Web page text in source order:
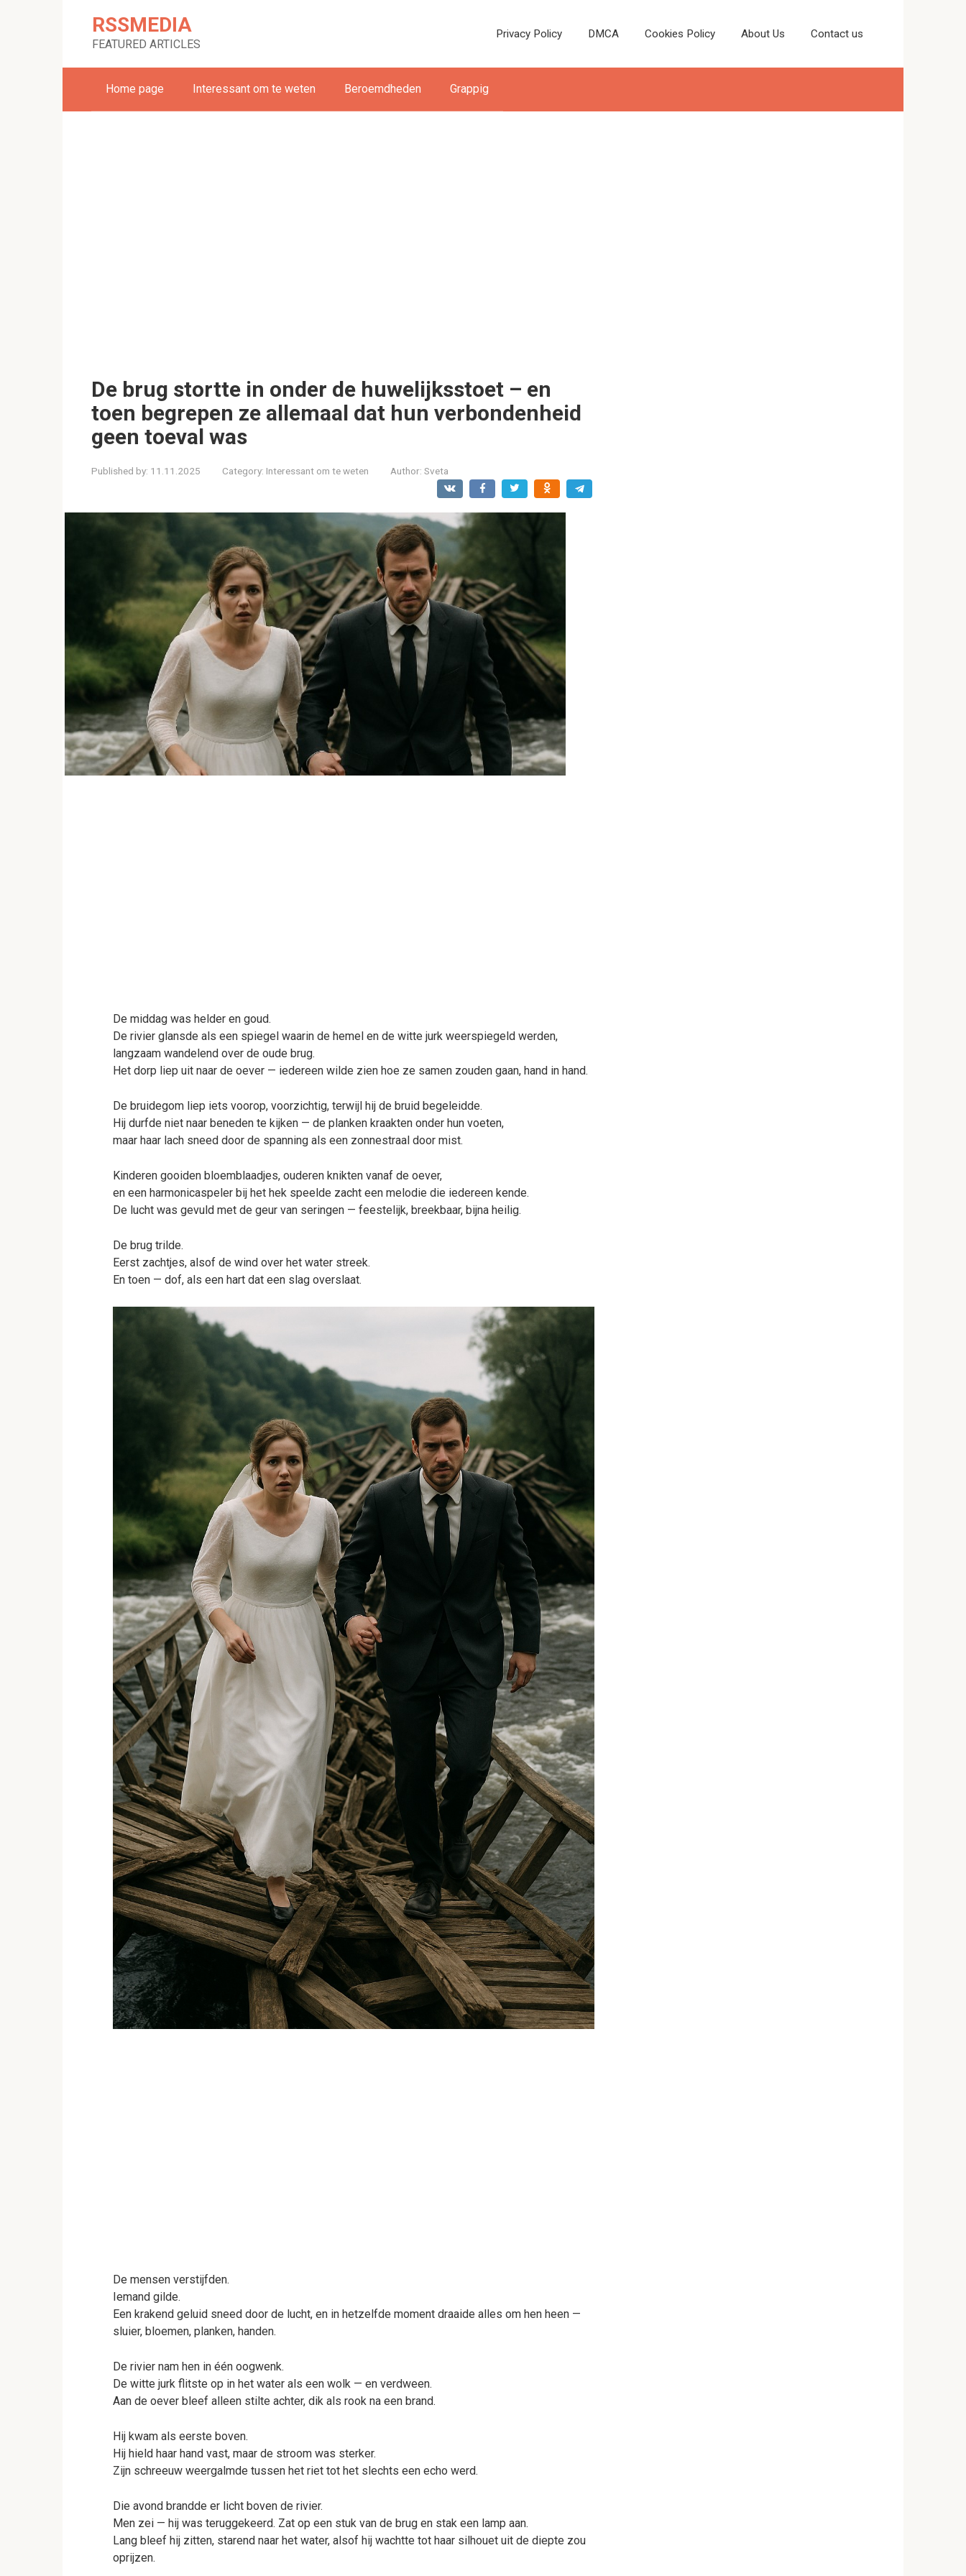
RSSMEDIA
FEATURED ARTICLES
Privacy Policy DMCA Cookies Policy About Us Contact us
Home page Interessant om te weten Beroemdheden Grappig
De brug stortte in onder de huwelijksstoet – en
toen begrepen ze allemaal dat hun verbondenheid
geen toeval was
Published by: 11.11.2025 Category: Interessant om te weten Author: Sveta
De middag was helder en goud.
De rivier glansde als een spiegel waarin de hemel en de witte jurk weerspiegeld werden,
langzaam wandelend over de oude brug.
Het dorp liep uit naar de oever — iedereen wilde zien hoe ze samen zouden gaan, hand in hand.
De bruidegom liep iets voorop, voorzichtig, terwijl hij de bruid begeleidde.
Hij durfde niet naar beneden te kijken — de planken kraakten onder hun voeten,
maar haar lach sneed door de spanning als een zonnestraal door mist.
Kinderen gooiden bloemblaadjes, ouderen knikten vanaf de oever,
en een harmonicaspeler bij het hek speelde zacht een melodie die iedereen kende.
De lucht was gevuld met de geur van seringen — feestelijk, breekbaar, bijna heilig.
De brug trilde.
Eerst zachtjes, alsof de wind over het water streek.
En toen — dof, als een hart dat een slag overslaat.
De mensen verstijfden.
Iemand gilde.
Een krakend geluid sneed door de lucht, en in hetzelfde moment draaide alles om hen heen —
sluier, bloemen, planken, handen.
De rivier nam hen in één oogwenk.
De witte jurk flitste op in het water als een wolk — en verdween.
Aan de oever bleef alleen stilte achter, dik als rook na een brand.
Hij kwam als eerste boven.
Hij hield haar hand vast, maar de stroom was sterker.
Zijn schreeuw weergalmde tussen het riet tot het slechts een echo werd.
Die avond brandde er licht boven de rivier.
Men zei — hij was teruggekeerd. Zat op een stuk van de brug en stak een lamp aan.
Lang bleef hij zitten, starend naar het water, alsof hij wachtte tot haar silhouet uit de diepte zou
oprijzen.